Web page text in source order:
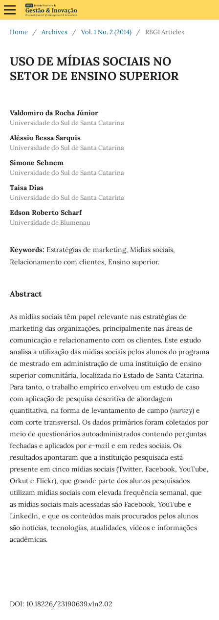
Home / Archives / Vol. 1 No. 2 (2014) / RBGI Articles
USO DE MÍDIAS SOCIAIS NO
SETOR DE ENSINO SUPERIOR
Valdomiro da Rocha Júnior
Universidade do Sul de Santa Catarina
Aléssio Bessa Sarquis
Universidade do Sul de Santa Catarina
Simone Sehnem
Universidade do Sul de Santa Catarina
Taísa Dias
Universidade do Sul de Santa Catarina
Edson Roberto Scharf
Universidade de Blumenau
Keywords: Estratégias de marketing, Mídias sociais,
Relacionamento com clientes, Ensino superior.
Abstract
As mídias sociais têm papel relevante nas estratégias de
marketing das organizações, principalmente nas áreas de
comunicação e relacionamento com os clientes. Este estudo
analisa a utilização das mídias sociais pelos alunos do programa
de mestrado em administração de uma instituição de ensino
superior comunitária, localizada no Estado de Santa Catarina.
Para tanto, o trabalho empírico envolveu um estudo de caso
com aplicação de pesquisa descritiva de abordagem
quantitativa, na forma de levantamento de campo (survey) e
com corte transversal. Os dados primários foram coletados por
meio de questionários autoadministrados contendo perguntas
fechadas e aplicados por e-maile em redes sociais. Os
resultados apontaram que a instituição pesquisada está
presente em cinco mídias sociais (Twitter, Facebook, YouTube,
Orkut e Flickr), que grande parte dos alunos pesquisados
utilizam mídias sociais com elevada frequência semanal, que
as mídias sociais mais acessadas são Facebook, YouTube e
Linkedln, e que os conteúdos mais procurados pelos alunos
são notícias, tecnologias, atualidades, vídeos e informações
acadêmicas.
DOI: 10.18226/23190639.v1n2.02